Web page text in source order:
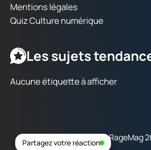
Mentions légales
Quiz Culture numérique
Les sujets
Aucune étiquette à afficher
Copyright © RageMag
Partagez votre réaction